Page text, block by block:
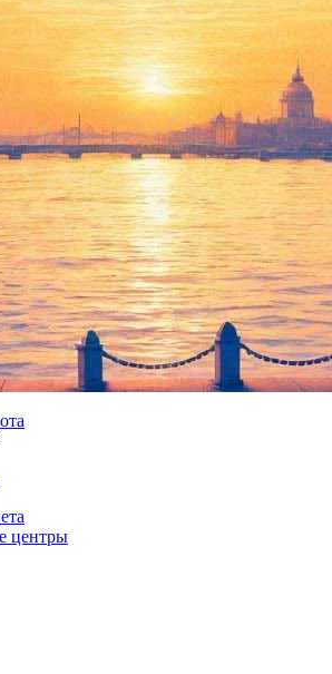
привезет в
украинский
о чернобыльской
центры